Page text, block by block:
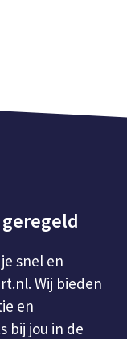
snel en
Wij bieden
en
bij jou in de